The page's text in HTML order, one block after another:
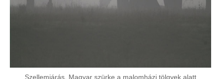
Szellemjárás. Magyar szürke a malomházi tölgyek alatt